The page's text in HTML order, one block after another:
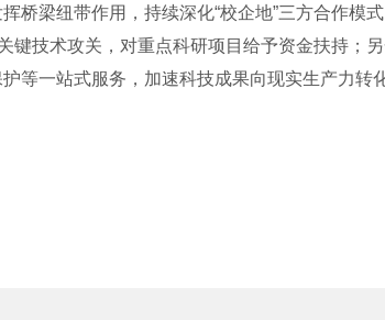
梁纽带作用，持续深化“校企地”三方合作模
键技术攻关，对重点科研项目给予资金扶持；
等一站式服务，加速科技成果向现实生产力转